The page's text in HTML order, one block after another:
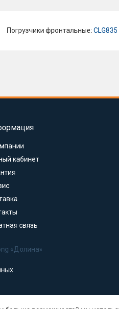
Погрузчики фронтальные: CLG835
кабинет
связь
«Долина»